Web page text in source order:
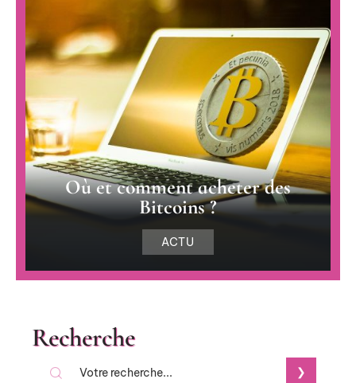
Où et comment acheter des
Bitcoins ?
ACTU
Recherche